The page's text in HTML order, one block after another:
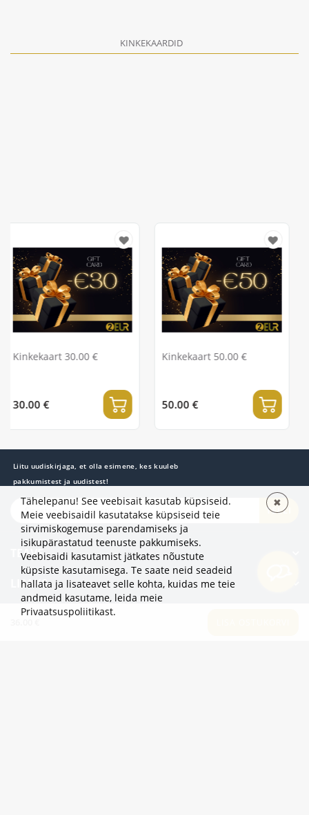
KINKEKAARDID
€ Kinkekaart 50.00 €
50.00 €
Kinkekaart
100.00 €
Liitu uudiskirjaga, et olla esimene, kes kuuleb
pakkumistest ja uudistest!
TELLI
TEAVE
LISAKS
KATEGOORIAD
Tähelepanu! See veebisait kasutab küpsiseid.
Meie veebisaidil kasutatakse küpsiseid teie
sirvimiskogemuse parendamiseks ja
isikupärastatud teenuste pakkumiseks.
Veebisaidi kasutamist jätkates nõustute
küpsiste kasutamisega. Te saate neid seadeid
hallata ja lisateavet selle kohta, kuidas me teie
andmeid kasutame, leida meie
Privaatsuspoliitikast.
✖